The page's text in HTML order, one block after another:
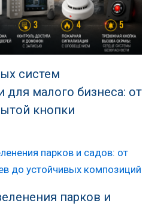
систем
для малого бизнеса: от
кнопки
парков и